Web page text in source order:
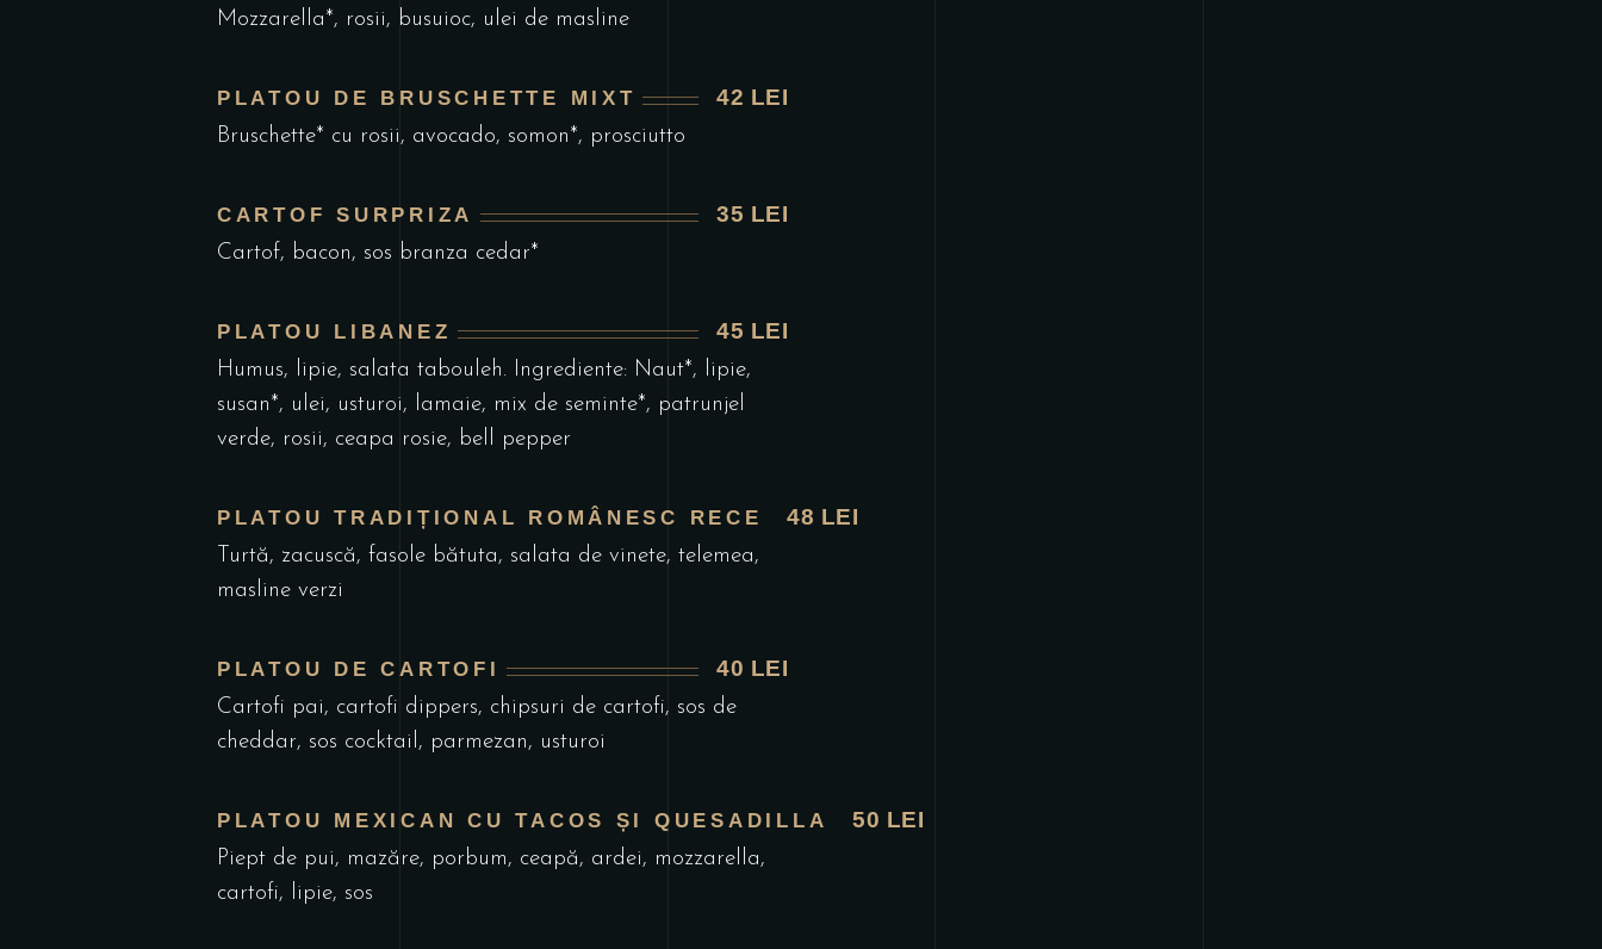
Mozzarella*, rosii, busuioc, ulei de masline
PLATOU DE BRUSCHETTE MIXT 42 LEI
Bruschette* cu rosii, avocado, somon*, prosciutto
CARTOF SURPRIZA 35 LEI
Cartof, bacon, sos branza cedar*
PLATOU LIBANEZ 45 LEI
Humus, lipie, salata tabouleh. Ingrediente: Naut*, lipie,
susan*, ulei, usturoi, lamaie, mix de seminte*, patrunjel
verde, rosii, ceapa rosie, bell pepper
PLATOU TRADIȚIONAL ROMÂNESC RECE 48 LEI
Turtă, zacuscă, fasole bătuta, salata de vinete, telemea,
masline verzi
PLATOU DE CARTOFI 40 LEI
Cartofi pai, cartofi dippers, chipsuri de cartofi, sos de
cheddar, sos cocktail, parmezan, usturoi
PLATOU MEXICAN CU TACOS ȘI QUESADILLA 50 LEI
Piept de pui, mazăre, porbum, ceapă, ardei, mozzarella,
cartofi, lipie, sos